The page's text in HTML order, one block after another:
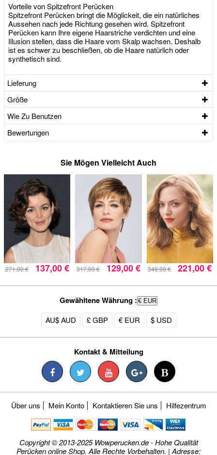
Vorteile von Spitzefront Perücken
Spitzefront Perücken bringt die Möglickeit, die ein natürliches
Aussehen nach jede Richtung gesehen wird. Spitzefront
Perücken kann Ihre eigene Haarstriche verdichten und eine
Illusion stellen, dass die Haare vom Skalp wachsen. Deshalb
ist es schwer zu beschließen, ob die Haare natürlich oder
synthetisch sind.
Lieferung
Größe
Wie Zu Benutzen
Bewertungen
Sie Mögen Vielleicht Auch
271,00 € 137,00 € 317,00 € 129,00 € 349,00 € 221,00 €
Gewähltene Währung : € EUR
AU$ AUD £ GBP € EUR $ USD
Kontakt & Mitteilung
Über uns Mein Konto Kontaktieren Sie uns Hilfezentrum
Copyright © 2013-2025 Wowperucken.de - Hohe Qualität
Perücken online Shop. Alle Rechte Vorbehalten. | Adresse: